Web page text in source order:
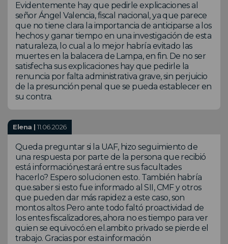
Evidentemente hay que pedirle explicaciones al
señor Ángel Valencia, fiscal nacional, ya que parece
que no tiene clara la importancia de anticiparse a los
hechos y ganar tiempo en una investigación de esta
naturaleza, lo cual a lo mejor habría evitado las
muertes en la balacera de Lampa, en fin. De no ser
satisfecha sus explicaciones hay que pedirle la
renuncia por falta administrativa grave, sin perjuicio
de la presunción penal que se pueda establecer en
su contra.
Elena |11.06.2026
Queda preguntar si la UAF, hizo seguimiento de
una respuesta por parte de la persona que recibió
está información,estará entre sus facultades
hacerlo? Espero solucionen esto. También habría
que.saber si esto fue informado al SII, CMF y otros
que pueden dar más rapidez a este caso, son
montos altos Pero ante todo faltó proactividad de
los entes fiscalizadores, ahora no es tiempo para ver
quien se equivocó.en el.ambito privado se pierde el
trabajo. Gracias por esta información